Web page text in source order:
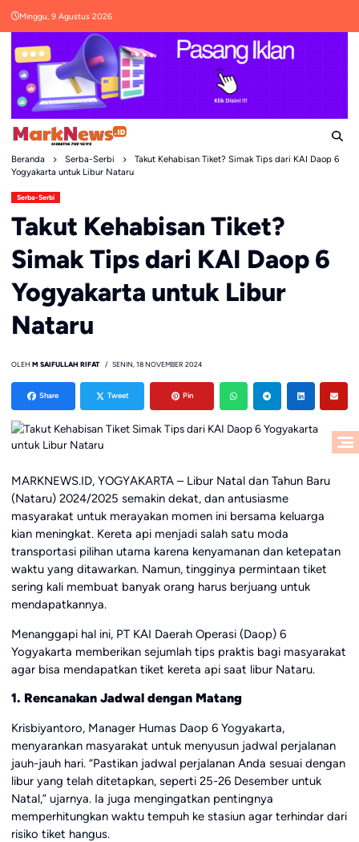
Minggu, 9 Agustus 2026
Beranda Serba-Serbi
Takut Kehabisan Tiket? Simak Tips dari KAI Daop 6
Yogyakarta untuk Libur Nataru
Serba-Serbi
Takut Kehabisan Tiket?
Simak Tips dari KAI Daop 6
Yogyakarta untuk Libur
Nataru
OLEH M SAIFULLAH RIFAT SENIN, 18 NOVEMBER 2024
Share Tweet Pin
MARKNEWS.ID, YOGYAKARTA – Libur Natal dan Tahun Baru
(Nataru) 2024/2025 semakin dekat, dan antusiasme
masyarakat untuk merayakan momen ini bersama keluarga
kian meningkat. Kereta api menjadi salah satu moda
transportasi pilihan utama karena kenyamanan dan ketepatan
waktu yang ditawarkan. Namun, tingginya permintaan tiket
sering kali membuat banyak orang harus berjuang untuk
mendapatkannya.
Menanggapi hal ini, PT KAI Daerah Operasi (Daop) 6
Yogyakarta memberikan sejumlah tips praktis bagi masyarakat
agar bisa mendapatkan tiket kereta api saat libur Nataru.
1. Rencanakan Jadwal dengan Matang
Krisbiyantoro, Manager Humas Daop 6 Yogyakarta,
menyarankan masyarakat untuk menyusun jadwal perjalanan
jauh-jauh hari. “Pastikan jadwal perjalanan Anda sesuai dengan
libur yang telah ditetapkan, seperti 25-26 Desember untuk
Natal,” ujarnya. Ia juga mengingatkan pentingnya
memperhitungkan waktu tempuh ke stasiun agar terhindar dari
risiko tiket hangus.